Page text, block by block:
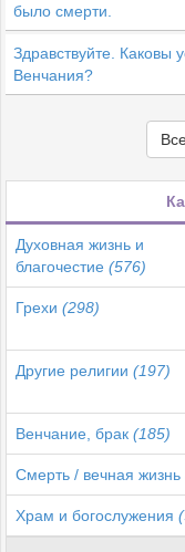
было смерти.
Здравствуйте. Каковы
Венчания?
Духовная жизнь и
благочестие (576)
Грехи (298)
Другие религии (197)
Венчание, брак (185)
Смерть / вечная жизнь
Храм и богослужения